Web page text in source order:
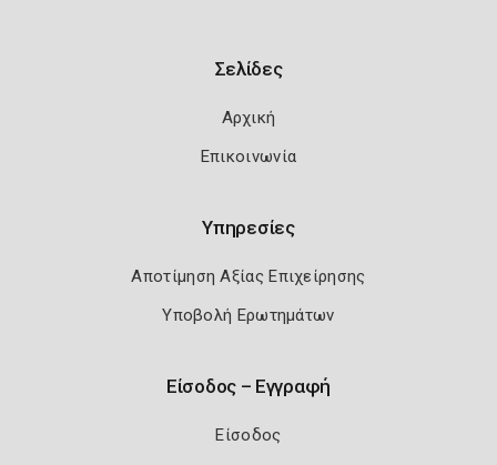
Σελίδες
Αρχική
Επικοινωνία
Υπηρεσίες
Αποτίμηση Αξίας Επιχείρησης
Υποβολή Ερωτημάτων
Είσοδος – Εγγραφή
Είσοδος